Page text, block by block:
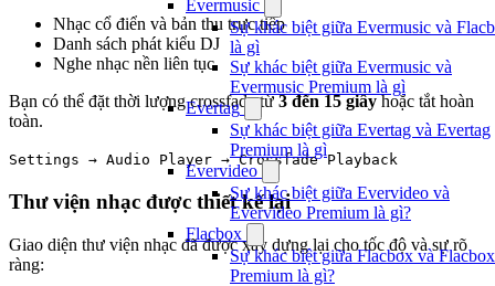
Evermusic
Sự khác biệt giữa Evermusic và
là gì
Sự khác biệt giữa Evermusic và
Evermusic Premium là gì
Evertag
Sự khác biệt giữa Evertag và Evertag
Premium là gì
Evervideo
Sự khác biệt giữa Evervideo và
Evervideo Premium là gì?
Flacbox
Sự khác biệt giữa Flacbox và Flacbox
Premium là gì?
Nhạc cổ điển và bản thu trực tiếp
Danh sách phát kiểu DJ
Nghe nhạc nền liên tục
Bạn có thể đặt thời lượng crossfade từ3 đến 15 giâyhoặc tắt hoàn
toàn.
Settings → Audio Player → Crossfade Playback
Thư viện nhạc được thiết kế lại
Giao diện thư viện nhạc đã được xây dựng lại cho tốc độ và sự rõ
ràng: